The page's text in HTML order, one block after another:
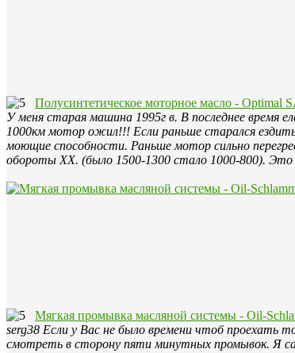
Полусинтетическое моторное масло - Optimal
У меня старая машина 1995г в. В последнее время
1000км мотор ожил!!! Если раньше старался
моющие способности. Раньше мотор сильно
обороты ХХ. (было 1500-1300 стало 1000-800).
Мягкая промывка масляной системы - Oil-
serg38 Если у Вас не было времени чтоб проехать
смотреть в сторону пяти минутных промывок. Я